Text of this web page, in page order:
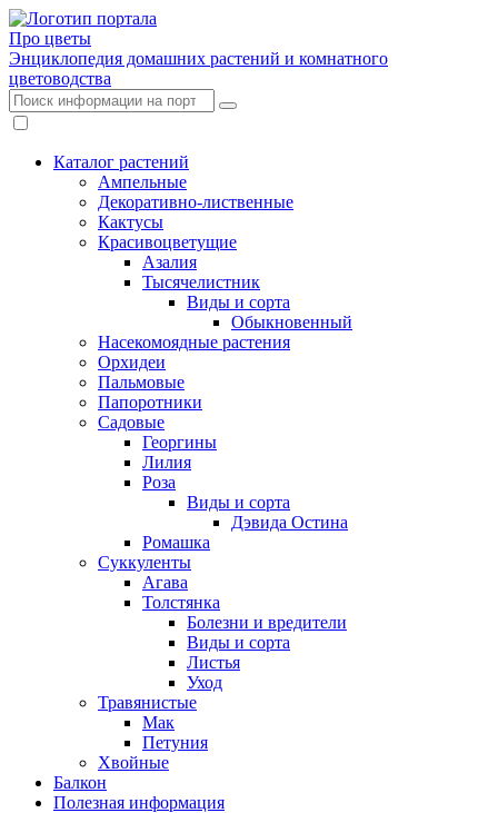
Про цветы
Энциклопедия домашних растений и комнатного
цветоводства
Каталог растений
Ампельные
Декоративно-лиственные
Кактусы
Красивоцветущие
Азалия
Тысячелистник
Виды и сорта
Обыкновенный
Насекомоядные растения
Орхидеи
Пальмовые
Папоротники
Садовые
Георгины
Лилия
Роза
Виды и сорта
Дэвида Остина
Ромашка
Суккуленты
Агава
Толстянка
Болезни и вредители
Виды и сорта
Листья
Уход
Травянистые
Мак
Петуния
Хвойные
Балкон
Полезная информация